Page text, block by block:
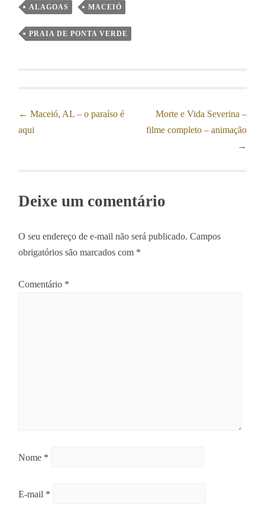
ALAGOAS MACEIÓ
PRAIA DE PONTA VERDE
Post
navigation
← Maceió, AL – o paraíso é
aqui
Morte e Vida Severina –
filme completo – animação
→
Deixe um comentário
O seu endereço de e-mail não será publicado. Campos
obrigatórios são marcados com *
Comentário *
Nome *
E-mail *